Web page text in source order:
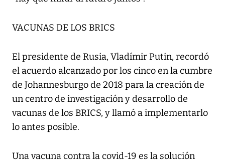
VACUNAS DE LOS BRICS
El presidente de Rusia, Vladímir Putin, recordó
el acuerdo alcanzado por los cinco en la cumbre
de Johannesburgo de 2018 para la creación de
un centro de investigación y desarrollo de
vacunas de los BRICS, y llamó a implementarlo
lo antes posible.
Una vacuna contra la covid-19 es la solución